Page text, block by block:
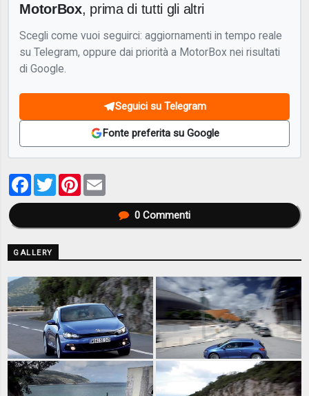
MotorBox, prima di tutti gli altri
Scegli come vuoi seguirci: aggiornamenti in tempo reale
su Telegram, oppure dai priorità a MotorBox nei risultati
di Google.
Seguici su Telegram
Fonte preferita su Google
Facebook
TwitterPinterest
0Commenti
GALLERY